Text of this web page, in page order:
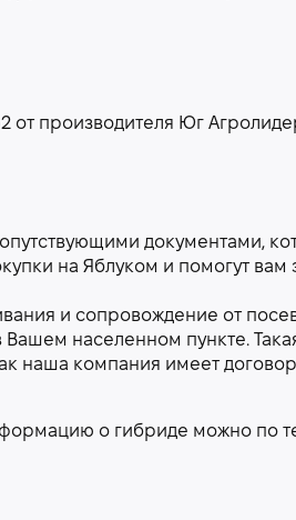
от производителя Юг
документами,
на Яблуком и помогут вам
и сопровождение от
населенном пункте.
наша компания имеет
о гибриде можно по